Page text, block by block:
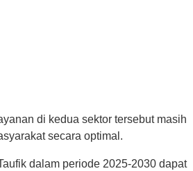
di kedua sektor tersebut masih
secara optimal.
dalam periode 2025-2030 dapat